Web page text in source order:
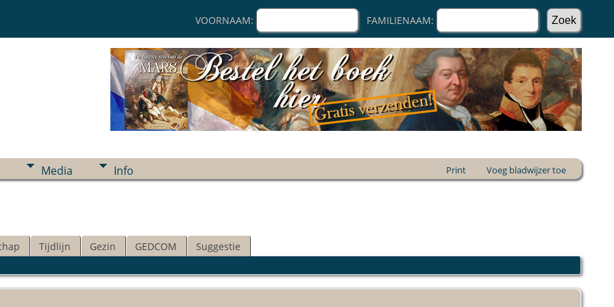
VOORNAAM: FAMILIENAAM:
Media Info Print Voeg bladwijzer toe
Tijdlijn Gezin GEDCOM Suggestie